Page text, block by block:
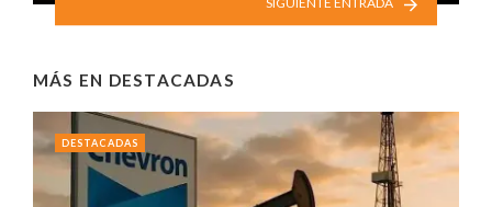
SIGUIENTE ENTRADA
MÁS EN DESTACADAS
DESTACADAS